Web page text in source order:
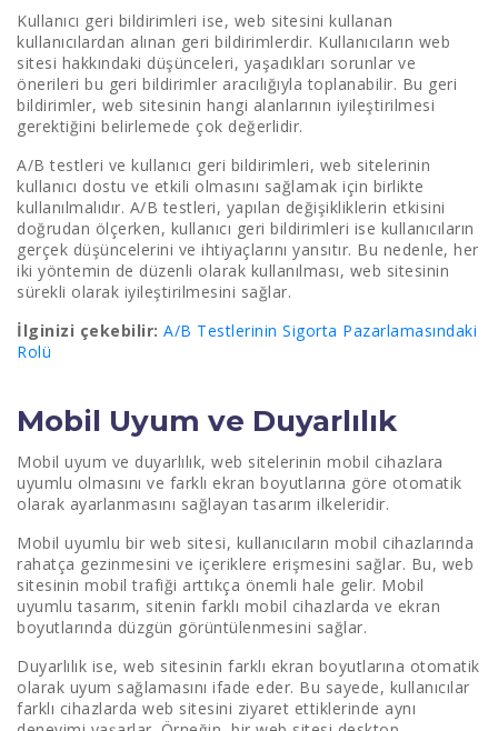
Kullanıcı geri bildirimleri ise, web sitesini kullanan
kullanıcılardan alınan geri bildirimlerdir. Kullanıcıların web
sitesi hakkındaki düşünceleri, yaşadıkları sorunlar ve
önerileri bu geri bildirimler aracılığıyla toplanabilir. Bu geri
bildirimler, web sitesinin hangi alanlarının iyileştirilmesi
gerektiğini belirlemede çok değerlidir.
A/B testleri ve kullanıcı geri bildirimleri, web sitelerinin
kullanıcı dostu ve etkili olmasını sağlamak için birlikte
kullanılmalıdır. A/B testleri, yapılan değişikliklerin etkisini
doğrudan ölçerken, kullanıcı geri bildirimleri ise kullanıcıların
gerçek düşüncelerini ve ihtiyaçlarını yansıtır. Bu nedenle, her
iki yöntemin de düzenli olarak kullanılması, web sitesinin
sürekli olarak iyileştirilmesini sağlar.
İlginizi çekebilir: A/B Testlerinin Sigorta Pazarlamasındaki
Rolü
Mobil Uyum ve Duyarlılık
Mobil uyum ve duyarlılık, web sitelerinin mobil cihazlara
uyumlu olmasını ve farklı ekran boyutlarına göre otomatik
olarak ayarlanmasını sağlayan tasarım ilkeleridir.
Mobil uyumlu bir web sitesi, kullanıcıların mobil cihazlarında
rahatça gezinmesini ve içeriklere erişmesini sağlar. Bu, web
sitesinin mobil trafiği arttıkça önemli hale gelir. Mobil
uyumlu tasarım, sitenin farklı mobil cihazlarda ve ekran
boyutlarında düzgün görüntülenmesini sağlar.
Duyarlılık ise, web sitesinin farklı ekran boyutlarına otomatik
olarak uyum sağlamasını ifade eder. Bu sayede, kullanıcılar
farklı cihazlarda web sitesini ziyaret ettiklerinde aynı